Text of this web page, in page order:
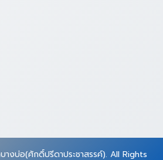
งบ่อ(ศักดิ์ปรีดาประชาสรรค์). All Rights